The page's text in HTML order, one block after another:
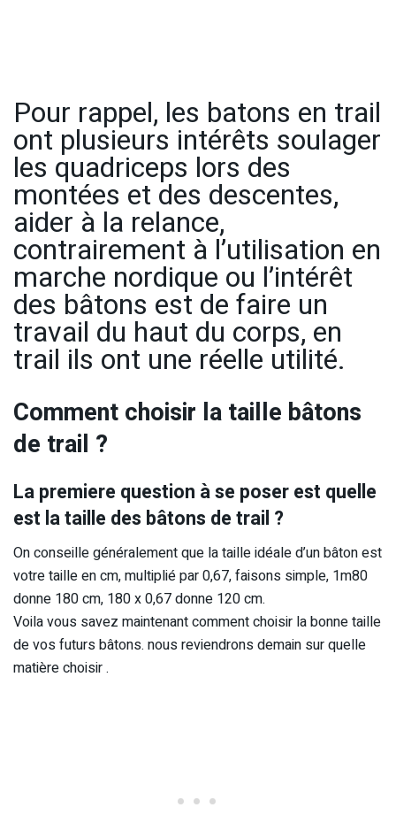
Pour rappel, les batons en trail
ont plusieurs intérêts soulager
les quadriceps lors des
montées et des descentes,
aider à la relance,
contrairement à l’utilisation en
marche nordique ou l’intérêt
des bâtons est de faire un
travail du haut du corps, en
trail ils ont une réelle utilité.
Comment choisir la taille bâtons
de trail ?
La premiere question à se poser est quelle
est la taille des bâtons de trail ?
On conseille généralement que la taille idéale d’un bâton est
votre taille en cm, multiplié par 0,67, faisons simple, 1m80
donne 180 cm, 180 x 0,67 donne 120 cm.
Voila vous savez maintenant comment choisir la bonne taille
de vos futurs bâtons. nous reviendrons demain sur quelle
matière choisir .